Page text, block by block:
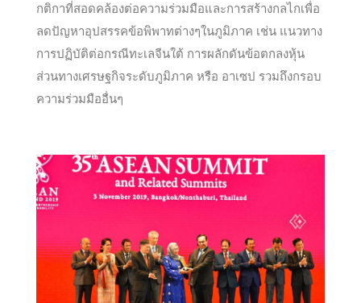
กติกาที่สอดคล้องต่อความร่วมมือและการสร้างกลไกเพื่อ
ลดปัญหาอุปสรรคข้อพิพาทต่างๆในภูมิภาค เช่น แนวทาง
การปฏิบัติต่อกรณีทะเลจีนใต้ การผลักดันข้อตกลงหุ้น
ส่วนทางเศรษฐกิจระดับภูมิภาค หรือ อาเซป รวมถึงกรอบ
ความร่วมมืออื่นๆ